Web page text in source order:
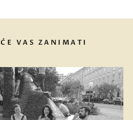
VAS ZANIMATI